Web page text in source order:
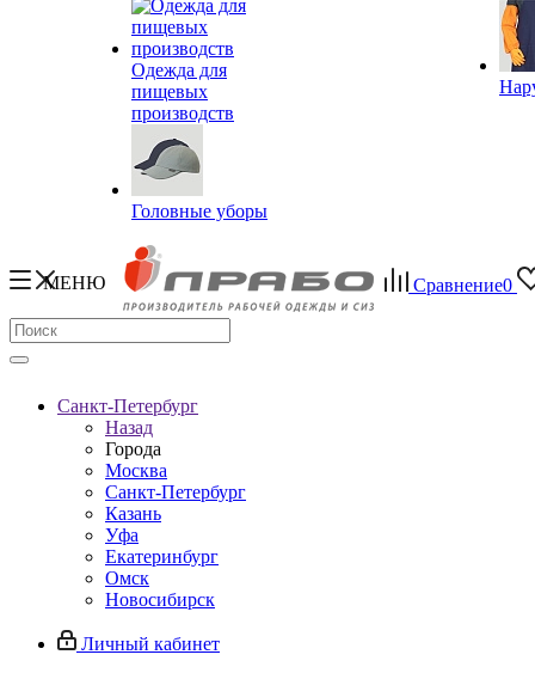
Одежда для
пищевых
производств
Головные уборы
МЕНЮ Сравнение0
Санкт-Петербург
Назад
Города
Москва
Санкт-Петербург
Казань
Уфа
Екатеринбург
Омск
Новосибирск
Личный кабинет